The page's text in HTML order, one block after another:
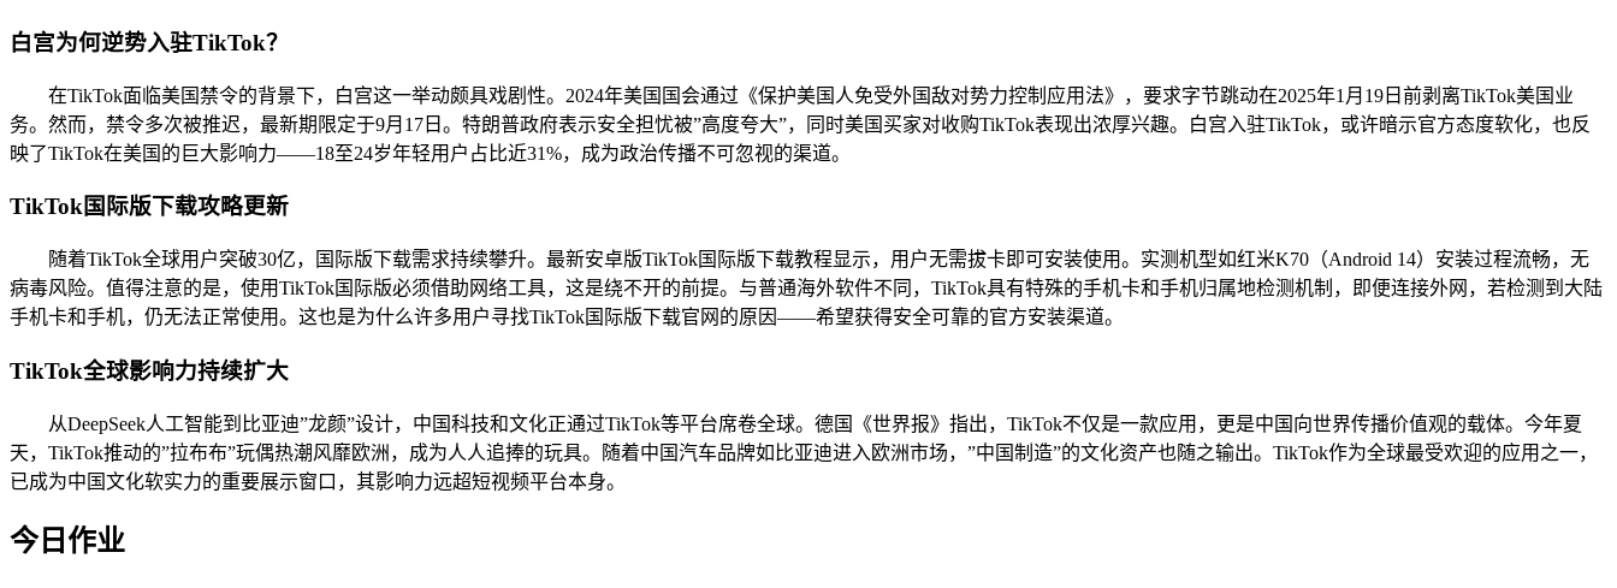
白宫为何逆势入驻TikTok？
在TikTok面临美国禁令的背景下，白宫这一举动颇具戏剧性。2024年美国国会通过《保护美国人免受外国敌对势力控制应用法》，要求字节跳动在2025年1月19日前剥离TikTok美国业
务。然而，禁令多次被推迟，最新期限定于9月17日。特朗普政府表示安全担忧被”高度夸大”，同时美国买家对收购TikTok表现出浓厚兴趣。白宫入驻TikTok，或许暗示官方态度软化，也反
映了TikTok在美国的巨大影响力——18至24岁年轻用户占比近31%，成为政治传播不可忽视的渠道。
TikTok国际版下载攻略更新
随着TikTok全球用户突破30亿，国际版下载需求持续攀升。最新安卓版TikTok国际版下载教程显示，用户无需拔卡即可安装使用。实测机型如红米K70（Android 14）安装过程流畅，无
病毒风险。值得注意的是，使用TikTok国际版必须借助网络工具，这是绕不开的前提。与普通海外软件不同，TikTok具有特殊的手机卡和手机归属地检测机制，即便连接外网，若检测到大陆
手机卡和手机，仍无法正常使用。这也是为什么许多用户寻找TikTok国际版下载官网的原因——希望获得安全可靠的官方安装渠道。
TikTok全球影响力持续扩大
从DeepSeek人工智能到比亚迪”龙颜”设计，中国科技和文化正通过TikTok等平台席卷全球。德国《世界报》指出，TikTok不仅是一款应用，更是中国向世界传播价值观的载体。今年夏
天，TikTok推动的”拉布布”玩偶热潮风靡欧洲，成为人人追捧的玩具。随着中国汽车品牌如比亚迪进入欧洲市场，”中国制造”的文化资产也随之输出。TikTok作为全球最受欢迎的应用之一，
已成为中国文化软实力的重要展示窗口，其影响力远超短视频平台本身。
今日作业